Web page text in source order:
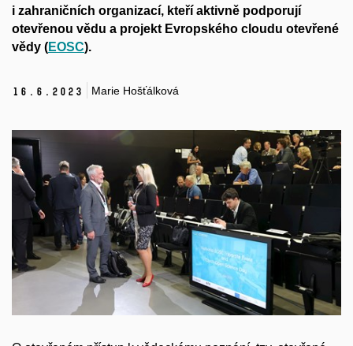
i zahraničních organizací, kteří aktivně podporují
otevřenou vědu a projekt Evropského cloudu otevřené
vědy (EOSC).
16. 6. 2023 Marie Hošťálková